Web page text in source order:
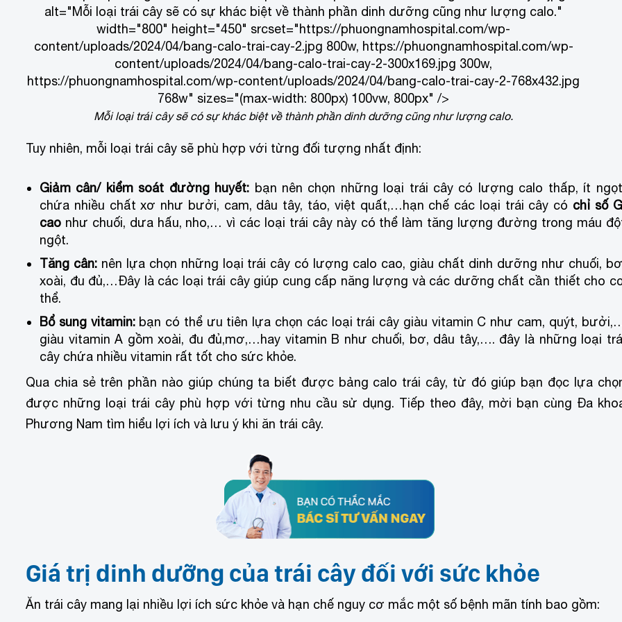
alt="Mỗi loại trái cây sẽ có sự khác biệt về thành phần dinh dưỡng cũng như lượng calo."
width="800" height="450" srcset="https://phuongnamhospital.com/wp-
content/uploads/2024/04/bang-calo-trai-cay-2.jpg 800w, https://phuongnamhospital.com/wp-
content/uploads/2024/04/bang-calo-trai-cay-2-300x169.jpg 300w,
https://phuongnamhospital.com/wp-content/uploads/2024/04/bang-calo-trai-cay-2-768x432.jpg
768w" sizes="(max-width: 800px) 100vw, 800px" />
Mỗi loại trái cây sẽ có sự khác biệt về thành phần dinh dưỡng cũng như lượng calo.
Tuy nhiên, mỗi loại trái cây sẽ phù hợp với từng đối tượng nhất định:
Giảm cân/ kiểm soát đường huyết: bạn nên chọn những loại trái cây có lượng calo thấp, ít
chứa nhiều chất xơ như bưởi, cam, dâu tây, táo, việt quất,…hạn chế các loại trái cây có chỉ số
cao như chuối, dưa hấu, nho,… vì các loại trái cây này có thể làm tăng lượng đường trong máu
ngột.
Tăng cân: nên lựa chọn những loại trái cây có lượng calo cao, giàu chất dinh dưỡng như chuối,
xoài, đu đủ,…Đây là các loại trái cây giúp cung cấp năng lượng và các dưỡng chất cần thiết cho
thể.
Bổ sung vitamin:bạn có thể ưu tiên lựa chọn các loại trái cây giàu vitamin C như cam, quýt,
giàu vitamin A gồm xoài, đu đủ,mơ,…hay vitamin B như chuối, bơ, dâu tây,…. đây là những loại
cây chứa nhiều vitamin rất tốt cho sức khỏe.
Qua chia sẻ trên phần nào giúp chúng ta biết được bảng calo trái cây, từ đó giúp bạn đọc lựa
được những loại trái cây phù hợp với từng nhu cầu sử dụng. Tiếp theo đây, mời bạn cùng Đa
Phương Nam tìm hiểu lợi ích và lưu ý khi ăn trái cây.
Giá trị dinh dưỡng của trái cây đối với sức khỏe
Ăn trái cây mang lại nhiều lợi ích sức khỏe và hạn chế nguy cơ mắc một số bệnh mãn tính bao gồm: